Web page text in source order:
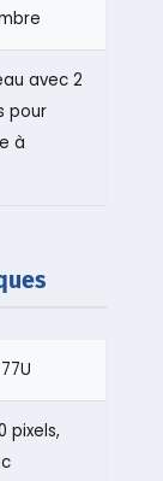
avec 2
pour
à
pixels,